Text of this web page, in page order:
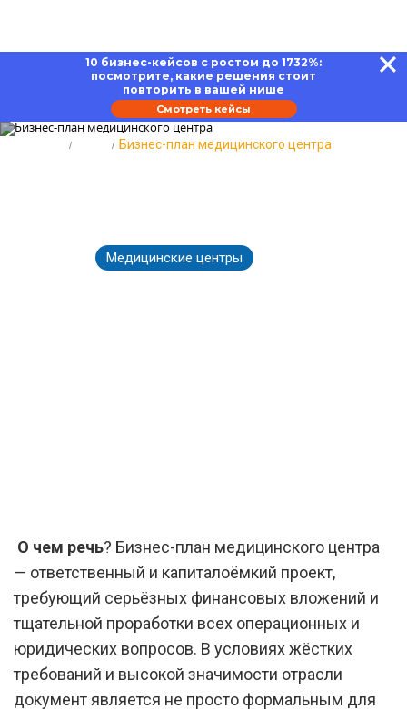
10 бизнес-кейсов с ростом до 1732%:
посмотрите, какие решения стоит
повторить в вашей нише
Смотреть кейсы
Бизнес-план медицинского центра
Медицинские центры
О чем речь? Бизнес-план медицинского центра
— ответственный и капиталоёмкий проект,
требующий серьёзных финансовых вложений и
тщательной проработки всех операционных и
юридических вопросов. В условиях жёстких
требований и высокой значимости отрасли
документ является не просто формальным для